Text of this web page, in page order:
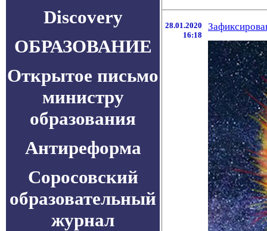
Discovery
ОБРАЗОВАНИЕ
Открытое письмо
министру
образования
Антиреформа
Соросовский
образовательный
журнал
28.01.2020
16:18